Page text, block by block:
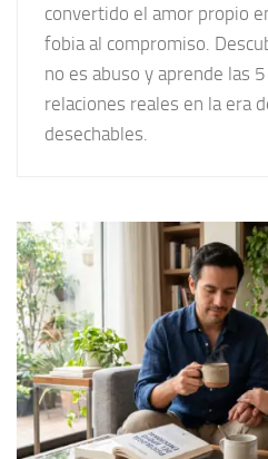
convertido el amor propio
fobia al compromiso.
no es abuso y aprende las
relaciones reales en la era
desechables.